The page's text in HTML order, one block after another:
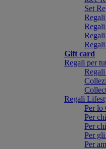
Set
Gift card
Regali per
Regali
Per lo
Per
Per
Per
Per